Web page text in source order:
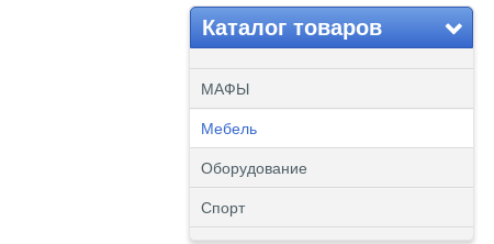
Каталог товаров
МАФЫ
Мебель
Оборудование
Спорт